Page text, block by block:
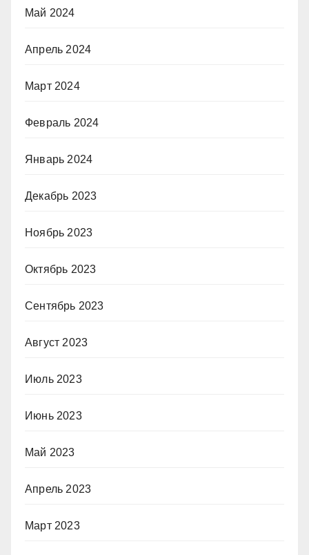
Май 2024
Апрель 2024
Март 2024
Февраль 2024
Январь 2024
Декабрь 2023
Ноябрь 2023
Октябрь 2023
Сентябрь 2023
Август 2023
Июль 2023
Июнь 2023
Май 2023
Апрель 2023
Март 2023